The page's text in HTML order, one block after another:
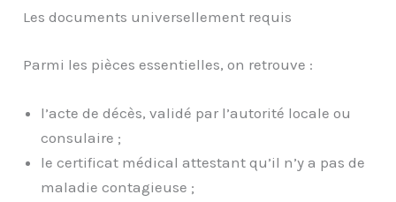
Les documents universellement requis
Parmi les pièces essentielles, on retrouve :
l’acte de décès, validé par l’autorité locale ou
consulaire ;
le certificat médical attestant qu’il n’y a pas de
maladie contagieuse ;